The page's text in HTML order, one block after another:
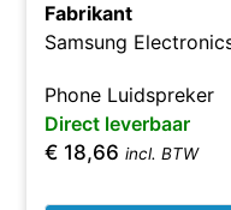
Fabrikant
Samsung
Phone Luidspreker
Direct leverbaar
€ 18,66 incl. BTW